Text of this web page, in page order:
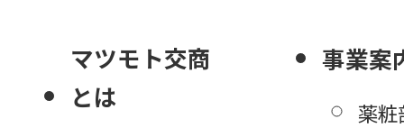
マツモト交商
とは
事業案
薬粧